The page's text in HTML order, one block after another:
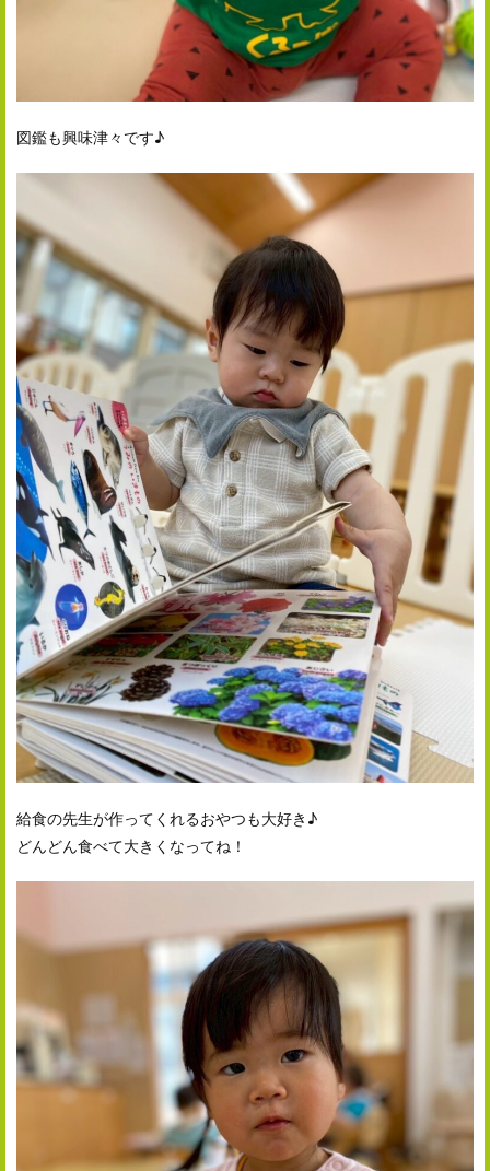
図鑑も興味津々です♪
給食の先生が作ってくれるおやつも大好き♪
どんどん食べて大きくなってね！